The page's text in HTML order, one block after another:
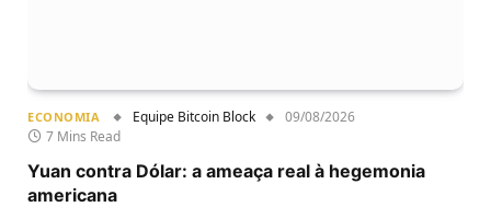
ECONOMIA Equipe Bitcoin Block
09/08/2026
7 Mins Read
Yuan contra Dólar: a ameaça real à hegemonia
americana